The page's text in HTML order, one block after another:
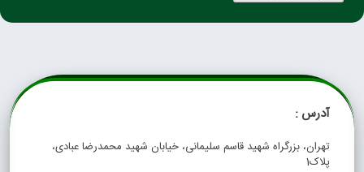
آدرس :
تهران، بزرگراه شهید قاسم سلیمانی، خیابان شهید محمدرضا عبادی،
پلاک1